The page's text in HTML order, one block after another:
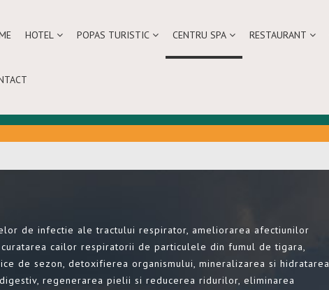
HOTEL POPAS TURISTIC CENTRU SPA RESTAURANT
de infectie ale tractului respirator, ameliorarea afectiunilor
cailor respiratorii de particulele din fumul de tigara,
de sezon, detoxifierea organismului, mineralizarea si hidratarea
regenerarea pielii si reducerea ridurilor, eliminarea